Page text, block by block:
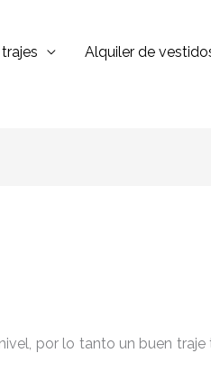
Alquiler de
por lo tanto un buen traje